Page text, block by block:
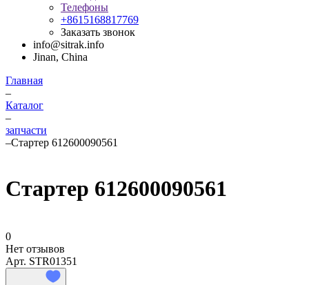
Телефоны
+8615168817769
Заказать звонок
info@sitrak.info
Jinan, China
Главная
–
Каталог
–
запчасти
–Стартер 612600090561
Стартер 612600090561
0
Нет отзывов
Арт. STR01351